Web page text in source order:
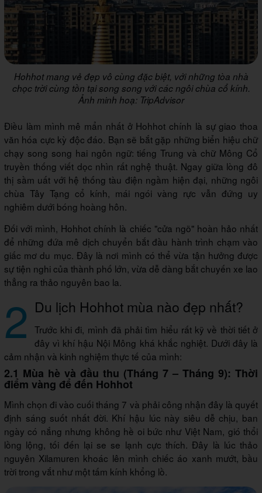
Hohhot mang vẻ đẹp vô cùng đặc biệt, với những tòa nhà
chọc trời cùng tồn tại song song với các ngôi chùa cổ kính.
Ảnh minh hoạ: TripAdvisor
Điều làm mình mê mẩn nhất ở Hohhot chính là sự giao thoa
văn hóa cực kỳ độc đáo. Bạn sẽ bắt gặp những biển hiệu chữ
chạy song song hai ngôn ngữ: tiếng Trung và chữ Mông Cổ
truyền thống viết dọc nhìn rất nghệ thuật. Ngay giữa lòng đô
thị sầm uất với hệ thống tàu điện ngầm hiện đại, những ngôi
chùa Tây Tạng cổ kính, mái ngói vàng rực vẫn đứng uy
nghiêm dưới bóng hoàng hôn.
Đối với mình, Hohhot chính là chiếc "cửa ngõ" hoàn hảo nhất
để những đứa mê dịch chuyển bắt đầu hành trình chạm vào
giấc mơ du mục. Đây là nơi mình có thể vừa tận hưởng được
sự tiện nghi của thành phố lớn, vừa dễ dàng bắt chuyến xe lao
thẳng ra thảo nguyên bao la.
2 Du lịch Hohhot mùa nào đẹp nhất?
Trước khi đi, mình đã phải tìm hiểu rất kỹ về thời tiết ở
đây vì khí hậu Nội Mông khá khắc nghiệt. Dưới đây là
cảm nhận và kinh nghiệm thực tế của mình:
2.1 Mùa hè và đầu thu (Tháng 7 – Tháng 9): Thời
điểm vàng để đến Hohhot
Mình chọn đi vào cuối tháng 7 và phải công nhận đây là quyết
định sáng suốt nhất đời. Khí hậu lúc này siêu dễ chịu, ban
ngày có nắng nhưng không hề oi bức như Việt Nam, gió thổi
lồng lộng, tối đến lại se se lạnh cực thích. Đây là lúc thảo
nguyên Xilamuren khoác lên mình chiếc áo xanh mướt, bầu
trời trong vắt như một tấm kính khổng lồ.